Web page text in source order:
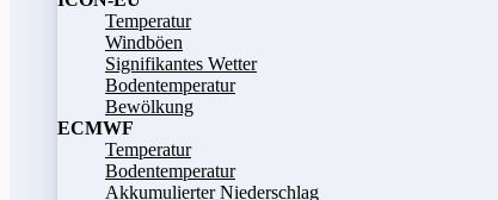
Temperatur
Windböen
Signifikantes Wetter
Bodentemperatur
Bewölkung
ECMWF
Temperatur
Bodentemperatur
Akkumulierter Niederschlag